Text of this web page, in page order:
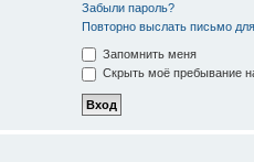
Забыли пароль?
Повторно выслать письмо
Запомнить меня
Скрыть моё пребывание